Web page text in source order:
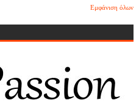
Εμφάνιση όλων